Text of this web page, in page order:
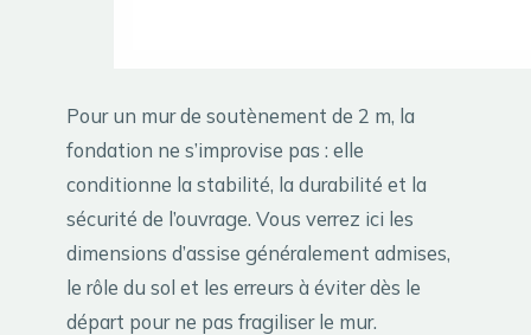
Pour un mur de soutènement de 2 m, la
fondation ne s’improvise pas : elle
conditionne la stabilité, la durabilité et la
sécurité de l’ouvrage. Vous verrez ici les
dimensions d’assise généralement admises,
le rôle du sol et les erreurs à éviter dès le
départ pour ne pas fragiliser le mur.